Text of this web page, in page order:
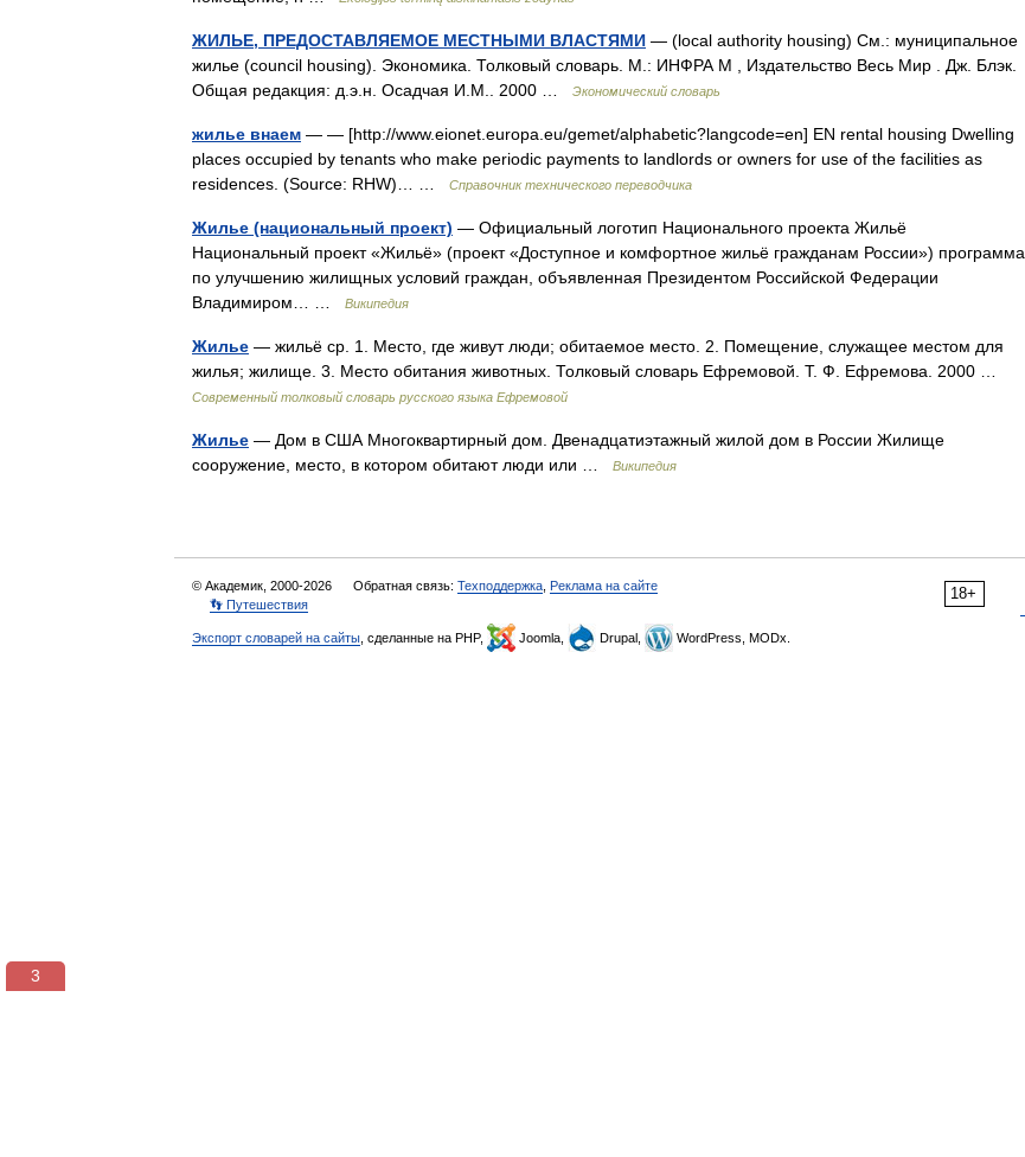
ЖИЛЬЕ, ПРЕДОСТАВЛЯЕМОЕ МЕСТНЫМИ ВЛАСТЯМИ — (local authority housing) См.: муниципальное
жилье (council housing). Экономика. Толковый словарь. М.: ИНФРА М , Издательство Весь Мир . Дж. Блэк.
Общая редакция: д.э.н. Осадчая И.М.. 2000 …
Экономический словарь
жилье внаем — — [http://www.eionet.europa.eu/gemet/alphabetic?langcode=en] EN rental housing Dwelling
places occupied by tenants who make periodic payments to landlords or owners for use of the facilities as
residences. (Source: RHW)… …
Справочник технического переводчика
Жилье (национальный проект) — Официальный логотип Национального проекта Жильё
Национальный проект «Жильё» (проект «Доступное и комфортное жильё гражданам России») программа
по улучшению жилищных условий граждан, объявленная Президентом Российской Федерации
Владимиром… …
Википедия
Жилье — жильё ср. 1. Место, где живут люди; обитаемое место. 2. Помещение, служащее местом для
жилья; жилище. 3. Место обитания животных. Толковый словарь Ефремовой. Т. Ф. Ефремова. 2000 …
Современный толковый словарь русского языка Ефремовой
Жилье — Дом в США Многоквартирный дом. Двенадцатиэтажный жилой дом в России Жилище
сооружение, место, в котором обитают люди или …
Википедия
18+
© Академик, 2000-2026 Обратная связь: Техподдержка Реклама на сайте
👣 Путешествия
Экспорт словарей на сайты , сделанные на PHP, Joomla, Drupal, WordPress, MODx.
3